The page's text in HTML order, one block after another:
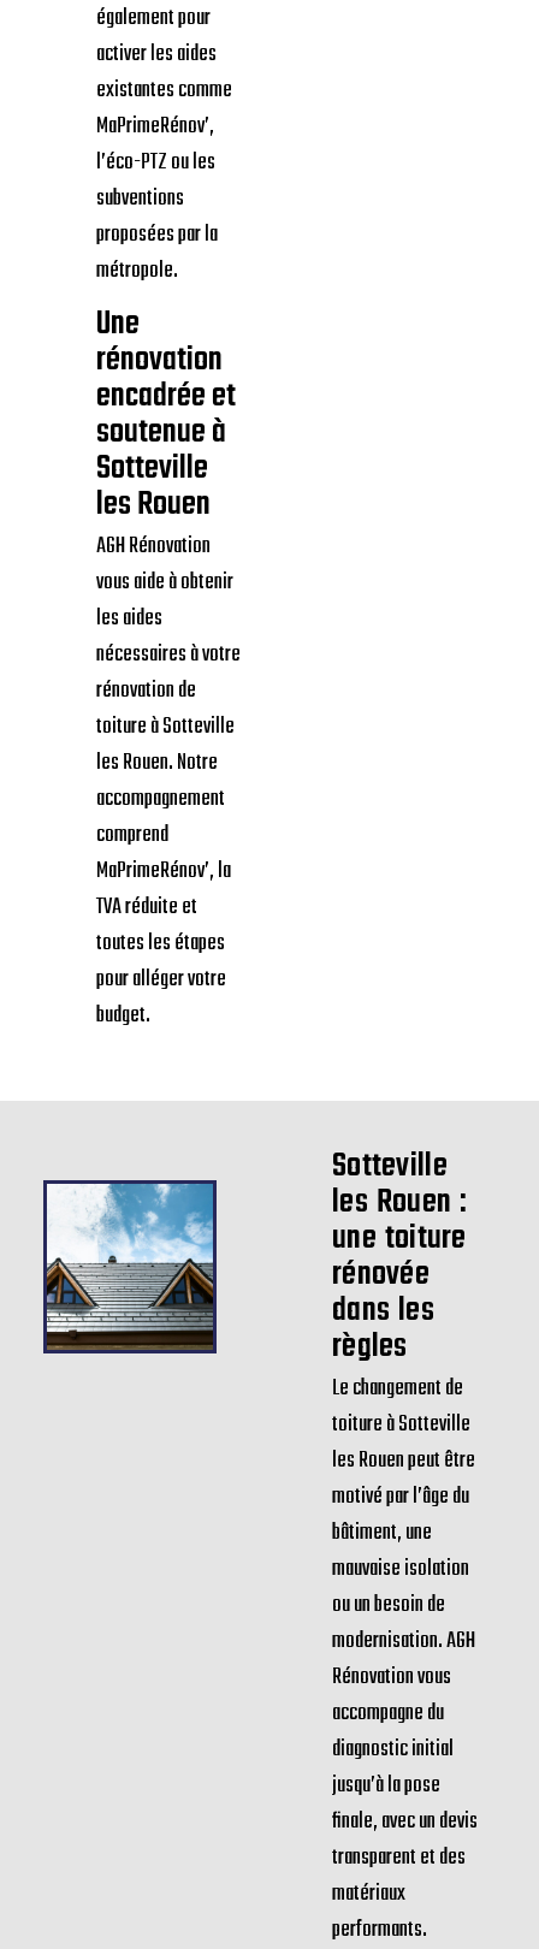
également pour
activer les aides
existantes comme
MaPrimeRénov’,
l’éco-PTZ ou les
subventions
proposées par la
métropole.
Une
rénovation
encadrée et
soutenue à
Sotteville
les Rouen
AGH Rénovation
vous aide à obtenir
les aides
nécessaires à votre
rénovation de
toiture à Sotteville
les Rouen. Notre
accompagnement
comprend
MaPrimeRénov’, la
TVA réduite et
toutes les étapes
pour alléger votre
budget.
Sotteville
les Rouen :
une toiture
rénovée
dans les
règles
Le changement de
toiture à Sotteville
les Rouen peut être
motivé par l’âge du
bâtiment, une
mauvaise isolation
ou un besoin de
modernisation. AGH
Rénovation vous
accompagne du
diagnostic initial
jusqu’à la pose
finale, avec un devis
transparent et des
matériaux
performants.